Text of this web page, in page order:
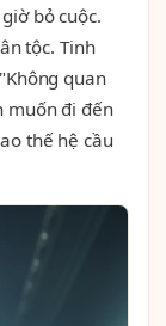
bỏ cuộc.
tộc. Tinh
quan
muốn đi đến
thế hệ cầu